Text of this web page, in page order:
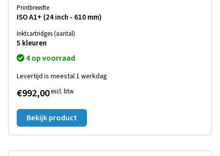
Printbreedte
ISO A1+ (24 inch - 610 mm)
Inktcartridges (aantal)
5 kleuren
4 op voorraad
Levertijd is meestal 1 werkdag
€992,00excl. btw
Bekijk product